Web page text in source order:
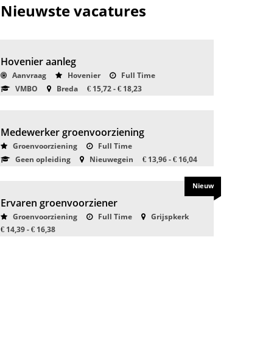
Nieuwste vacatures
Hovenier aanleg
Aanvraag Hovenier
Full Time
VMBO
Breda € 15,72 - € 18,23
Medewerker groenvoorziening
Groenvoorziening
Full Time
Geen opleiding
Nieuwegein € 13,96 - € 16,04
Ervaren groenvoorziener
Groenvoorziening Full Time Grijspkerk
€ 14,39 - € 16,38
Nieuw